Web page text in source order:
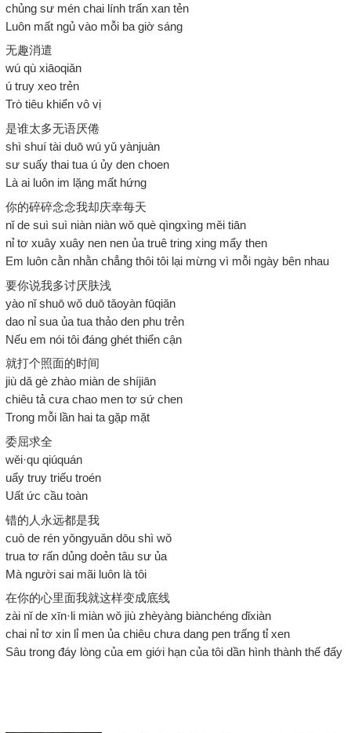
chủng sư mén chai lính trấn xan tẻn
Luôn mất ngủ vào mỗi ba giờ sáng
无趣消遣
wú qù xiāoqiǎn
ú truy xeo trẻn
Trò tiêu khiển vô vị
是谁太多无语厌倦
shì shuí tài duō wú yǔ yànjuàn
sư suấy thai tua ú ủy den choen
Là ai luôn im lặng mất hứng
你的碎碎念念我却庆幸每天
nǐ de suì suì niàn niàn wǒ què qìngxìng měi tiān
nỉ tơ xuây xuây nen nen ủa truê tring xing mẩy then
Em luôn cằn nhằn chẳng thôi tôi lại mừng vì mỗi ngày bên nhau
要你说我多讨厌肤浅
yào nǐ shuō wǒ duō tǎoyàn fūqiǎn
dao nỉ sua ủa tua thảo den phu trẻn
Nếu em nói tôi đáng ghét thiển cận
就打个照面的时间
jiù dǎ gè zhào miàn de shíjiān
chiêu tả cưa chao men tơ sứ chen
Trong mỗi lần hai ta gặp mặt
委屈求全
wěi·qu qiúquán
uẩy truy triếu troén
Uất ức cầu toàn
错的人永远都是我
cuò de rén yǒngyuǎn dōu shì wǒ
trua tơ rấn dủng doẻn tâu sư ủa
Mà người sai mãi luôn là tôi
在你的心里面我就这样变成底线
zài nǐ de xīn·li miàn wǒ jiù zhèyàng biànchéng dǐxiàn
chai nỉ tơ xin lỉ men ủa chiêu chưa dang pen trấng tỉ xen
Sâu trong đáy lòng của em giới hạn của tôi dần hình thành thế đấy